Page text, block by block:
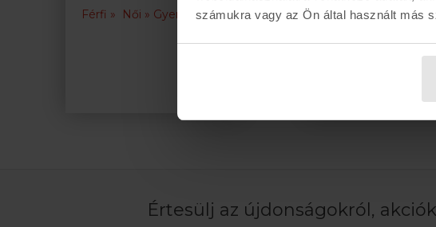
számukra vagy az Ön által használt más
Férfi » Női » Gyerek »
Értesülj az újdonságokról,